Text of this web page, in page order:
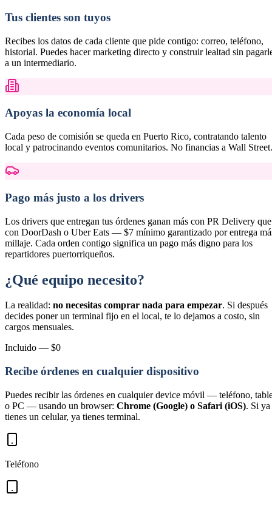
Tus clientes son tuyos
Recibes los datos de cada cliente que pide contigo: correo, teléfono,
historial. Puedes hacer marketing directo y construir lealtad sin
a un intermediario.
Apoyas la economía local
Cada peso de comisión se queda en Puerto Rico, contratando talento
local y patrocinando eventos comunitarios. No financias a Wall Street.
Pago más justo a los drivers
Los drivers que entregan tus órdenes ganan más con PR Delivery que
con DoorDash o Uber Eats — $7 mínimo garantizado por entrega
millaje. Cada orden contigo significa un pago más digno para los
repartidores puertorriqueños.
¿Qué equipo necesito?
La realidad: no necesitas comprar nada para empezar. Si después
decides poner un terminal fijo en el local, te lo dejamos a costo, sin
cargos mensuales.
Incluido — $0
Recibe órdenes en cualquier dispositivo
Puedes recibir las órdenes en cualquier device móvil — teléfono,
o PC — usando un browser: Chrome (Google) o Safari (iOS). Si ya
tienes un celular, ya tienes terminal.
Teléfono